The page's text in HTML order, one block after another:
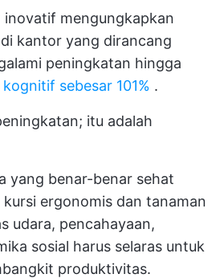
inovatif mengungkapkan
kantor yang dirancang
peningkatan hingga
sebesar 101% .
itu adalah
yang benar-benar sehat
ergonomis dan tanaman
udara, pencahayaan,
sosial harus selaras untuk
produktivitas.